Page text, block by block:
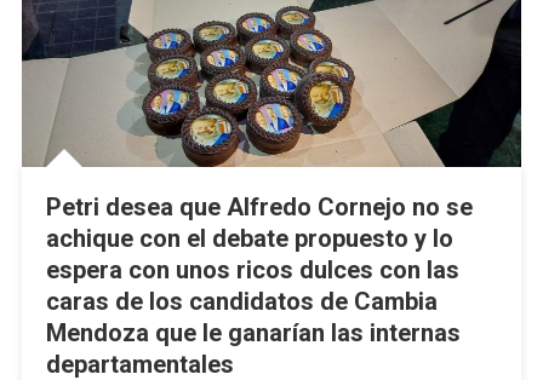
Petri desea que Alfredo Cornejo no se
achique con el debate propuesto y lo
espera con unos ricos dulces con las
caras de los candidatos de Cambia
Mendoza que le ganarían las internas
departamentales